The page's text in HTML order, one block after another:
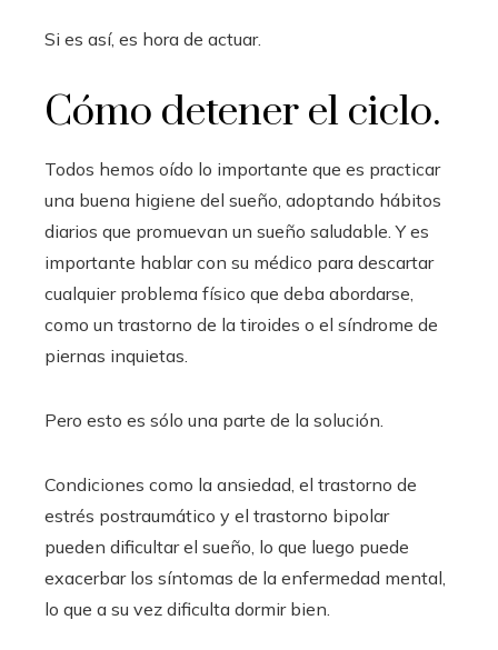
Si es así, es hora de actuar.
Cómo detener el ciclo.
Todos hemos oído lo importante que es practicar
una buena higiene del sueño, adoptando hábitos
diarios que promuevan un sueño saludable. Y es
importante hablar con su médico para descartar
cualquier problema físico que deba abordarse,
como un trastorno de la tiroides o el síndrome de
piernas inquietas.
Pero esto es sólo una parte de la solución.
Condiciones como la ansiedad, el trastorno de
estrés postraumático y el trastorno bipolar
pueden dificultar el sueño, lo que luego puede
exacerbar los síntomas de la enfermedad mental,
lo que a su vez dificulta dormir bien.